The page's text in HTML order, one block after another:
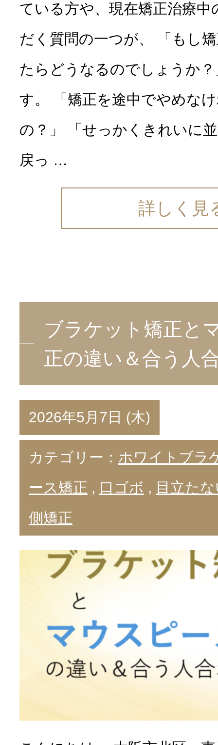
ている方や、現在矯正治療
だく質問の一つが、 「もし
たらどうなるのでしょうか
す。 「矯正を途中でやめな
の？」 「せっかくきれいに
戻っ …
詳しく見
ブラケット矯正と
正の違い＆合う人
2026年5月7日 (木)
カテゴリー： ホワイトブラ
ース矯正 , 口ゴボ , 目立た
側矯正